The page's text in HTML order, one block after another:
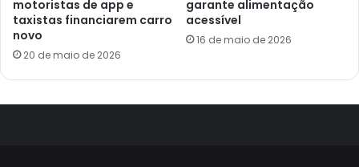
motoristas de app e
taxistas financiarem carro
novo
20 de maio de 2026
garante alimentação
acessível
16 de maio de 2026